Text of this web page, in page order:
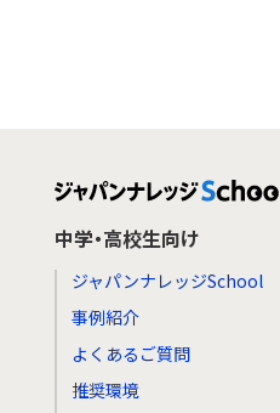
中学・高校生向け
ジャパンナレッジSchool
事例紹介
よくあるご質問
推奨環境